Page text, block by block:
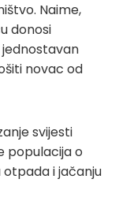
Naime,
donosi
novac od
svijesti
populacija o
i jačanju